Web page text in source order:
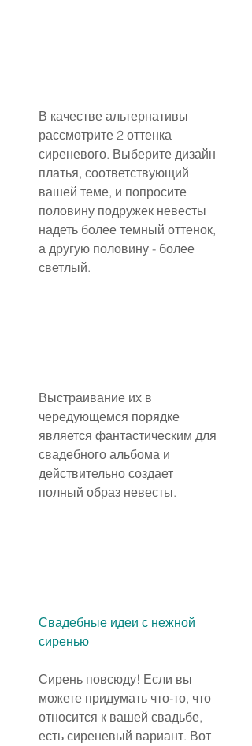
В качестве альтернативы
рассмотрите 2 оттенка
сиреневого. Выберите дизайн
платья, соответствующий
вашей теме, и попросите
половину подружек невесты
надеть более темный оттенок,
а другую половину - более
светлый.
Выстраивание их в
чередующемся порядке
является фантастическим для
свадебного альбома и
действительно создает
полный образ невесты.
Свадебные идеи с нежной
сиренью
Сирень повсюду! Если вы
можете придумать что-то, что
относится к вашей свадьбе,
есть сиреневый вариант. Вот